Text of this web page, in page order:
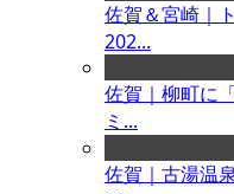
佐賀＆宮崎｜
202...
佐賀｜柳町に
ミ...
佐賀｜古湯温